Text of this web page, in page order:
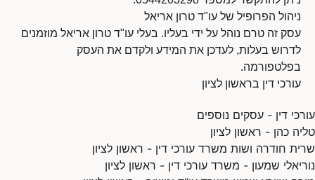
ניהול הפרופיל של עו"ד טרון אריאל
עסק זה טרם נוהל על ידי בעליו. בעלי עו"ד טרון אריאל מוזמנים
לדרוש בעלות, לעדכן את המידע ולקדם את העסק
בפלטפורמה.
עורכי דין בראשון לציון
עורכי דין - עסקים נוספים
טליה כהן - ראשון לציון
שרית חודרה ושות משרד עורכי דין - ראשון לציון
נוריאלי שמעון - משרד עורכי דין - ראשון לציון